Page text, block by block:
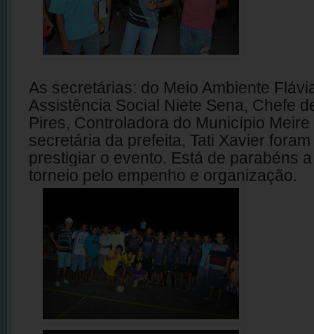
As secretárias: do Meio Ambiente
Assistência Social Niete Sena, Chefe
Pires, Controladora do Município
secretária da prefeita, Tati Xavier
prestigiar o evento. Está de parabéns
torneio pelo empenho e organização.